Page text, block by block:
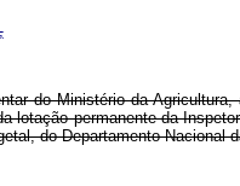
do Ministério da
permanente da
do Departamento Nacional